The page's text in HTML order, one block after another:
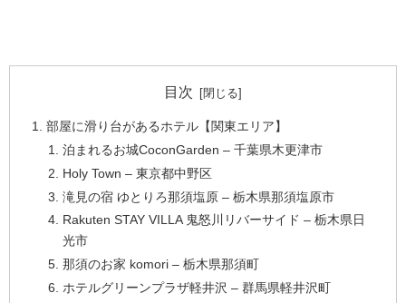
目次
部屋に滑り台があるホテル【関東エリア】
泊まれるお城CoconGarden – 千葉県木更津市
Holy Town – 東京都中野区
滝見の宿 ゆとりろ那須塩原 – 栃木県那須塩原市
Rakuten STAY VILLA 鬼怒川リバーサイド – 栃木県日
光市
那須のお家 komori – 栃木県那須町
ホテルグリーンプラザ軽井沢 – 群馬県軽井沢町